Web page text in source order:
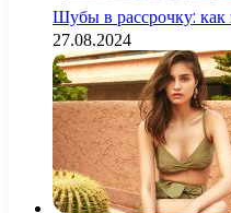
Шубы в рассрочку: как
27.08.2024